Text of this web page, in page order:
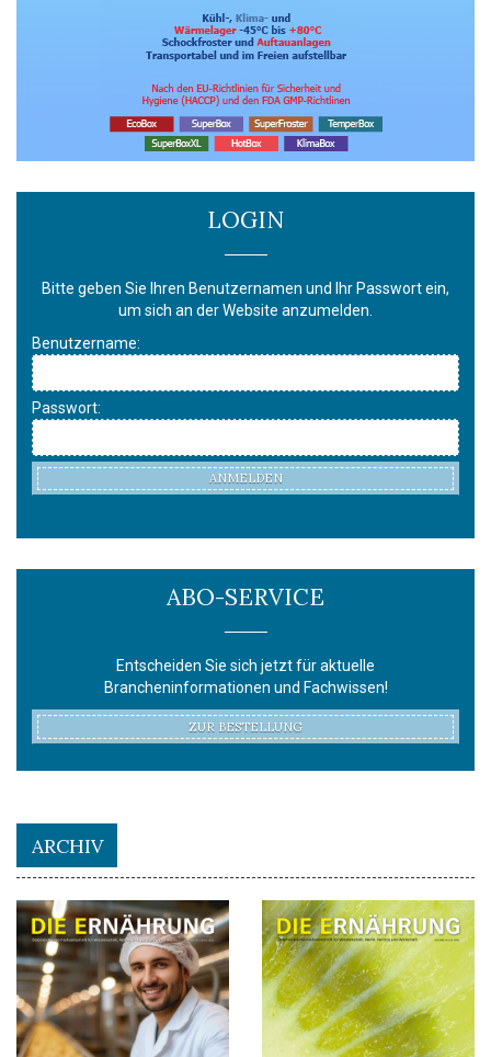
LOGIN
Bitte geben Sie Ihren Benutzernamen und Ihr Passwort ein,
um sich an der Website anzumelden.
Benutzername:
Passwort:
ANMELDEN
ABO-SERVICE
Entscheiden Sie sich jetzt für aktuelle
Brancheninformationen und Fachwissen!
ZUR BESTELLUNG
ARCHIV